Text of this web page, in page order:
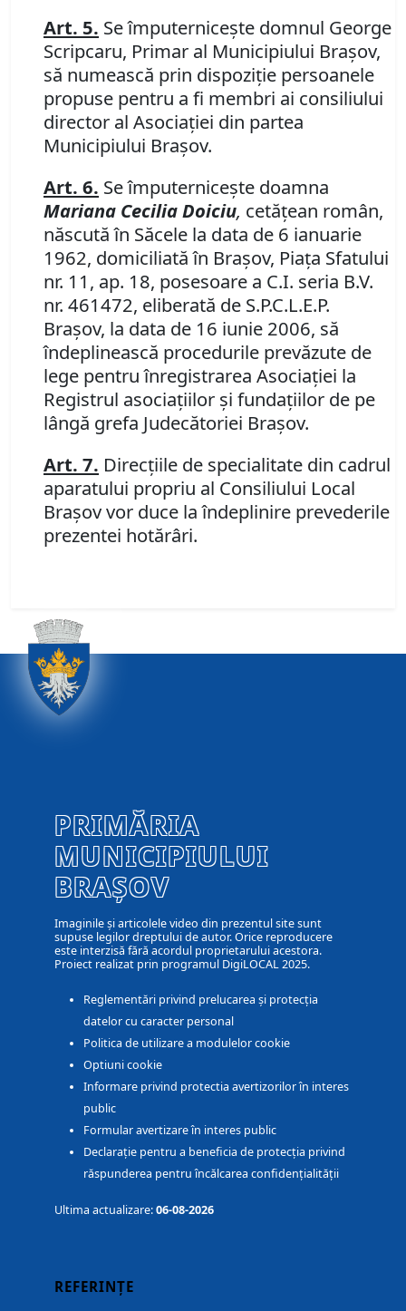
Art. 5. Se împuterniceşte domnul George
Scripcaru, Primar al Municipiului Braşov,
să numească prin dispoziţie persoanele
propuse pentru a fi membri ai consiliului
director al Asociaţiei din partea
Municipiului Braşov.
Art. 6. Se împuterniceşte doamna
Mariana Cecilia Doiciu, cetăţean român,
născută în Săcele la data de 6 ianuarie
1962, domiciliată în Braşov, Piaţa Sfatului
nr. 11, ap. 18, posesoare a C.I. seria B.V.
nr. 461472, eliberată de S.P.C.L.E.P.
Braşov, la data de 16 iunie 2006, să
îndeplinească procedurile prevăzute de
lege pentru înregistrarea Asociaţiei la
Registrul asociaţiilor şi fundaţiilor de pe
lângă grefa Judecătoriei Braşov.
Art. 7. Direcţiile de specialitate din cadrul
aparatului propriu al Consiliului Local
Braşov vor duce la îndeplinire prevederile
prezentei hotărâri.
PRIMĂRIA
MUNICIPIULUI
BRAȘOV
Imaginile și articolele video din prezentul site sunt
supuse legilor dreptului de autor. Orice reproducere
este interzisă fără acordul proprietarului acestora.
Proiect realizat prin programul DigiLOCAL 2025.
Reglementări privind prelucarea și protecția
datelor cu caracter personal
Politica de utilizare a modulelor cookie
Optiuni cookie
Informare privind protectia avertizorilor în interes
public
Formular avertizare în interes public
Declarație pentru a beneficia de protecția privind
răspunderea pentru încălcarea confidențialității
Ultima actualizare:06-08-2026
REFERINȚE